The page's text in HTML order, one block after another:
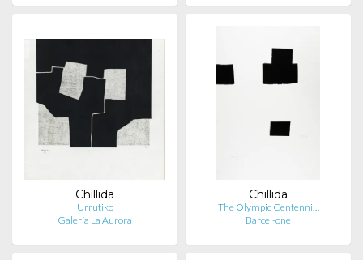
Chillida
Urrutiko
Galería La Aurora
Chillida
The Olympic Centenni…
Barcel-one